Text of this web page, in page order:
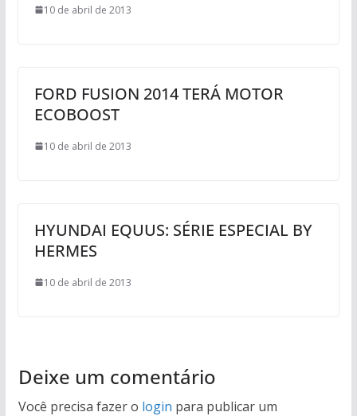
10 de abril de 2013
FORD FUSION 2014 TERÁ MOTOR
ECOBOOST
10 de abril de 2013
HYUNDAI EQUUS: SÉRIE ESPECIAL BY
HERMES
10 de abril de 2013
Deixe um comentário
Você precisa fazer o login para publicar um